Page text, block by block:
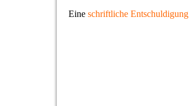
Eine schriftliche Entschuldigung